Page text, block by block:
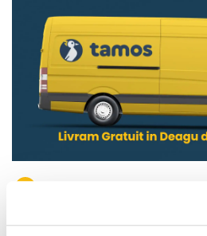
Livram GRATUIT in Deagu de